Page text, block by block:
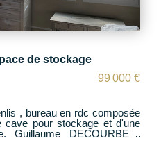
de stockage
99 000 €
, bureau en rdc composée
pour stockage et d'une
: